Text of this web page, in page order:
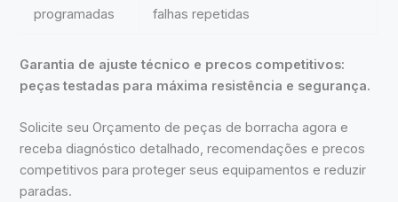
programadas
falhas repetidas
Garantia de ajuste técnico e precos competitivos:
peças testadas para máxima resistência e segurança.
Solicite seu Orçamento de peças de borracha agora e
receba diagnóstico detalhado, recomendações e precos
competitivos para proteger seus equipamentos e reduzir
paradas.